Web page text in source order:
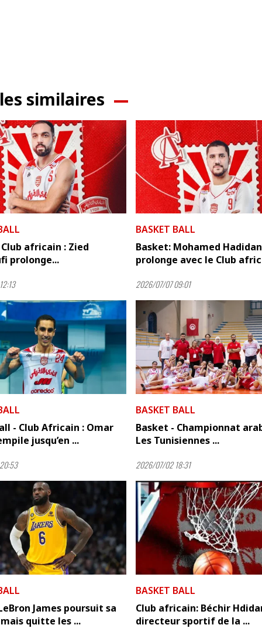
similaires
africain : Zied
prolonge...
BASKET BALL
Basket: Mohamed
prolonge avec le Club
2026/07/07 09:01
- Club Africain : Omar
jusqu’en ...
BASKET BALL
Basket - Championnat
Les Tunisiennes ...
2026/07/02 18:31
James poursuit sa
quitte les ...
BASKET BALL
Club africain: Béchir
directeur sportif de la ...